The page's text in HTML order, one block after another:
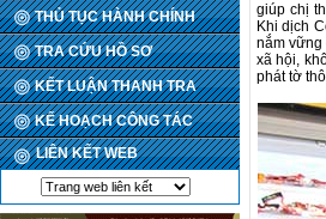
THỦ TỤC HÀNH CHÍNH
TRA CỨU HỒ SƠ
KẾT LUẬN THANH TRA
KẾ HOẠCH CÔNG TÁC
LIÊN KẾT WEB
giúp chị
Khi dịch
nắm vững
xã hội,
phát tờ